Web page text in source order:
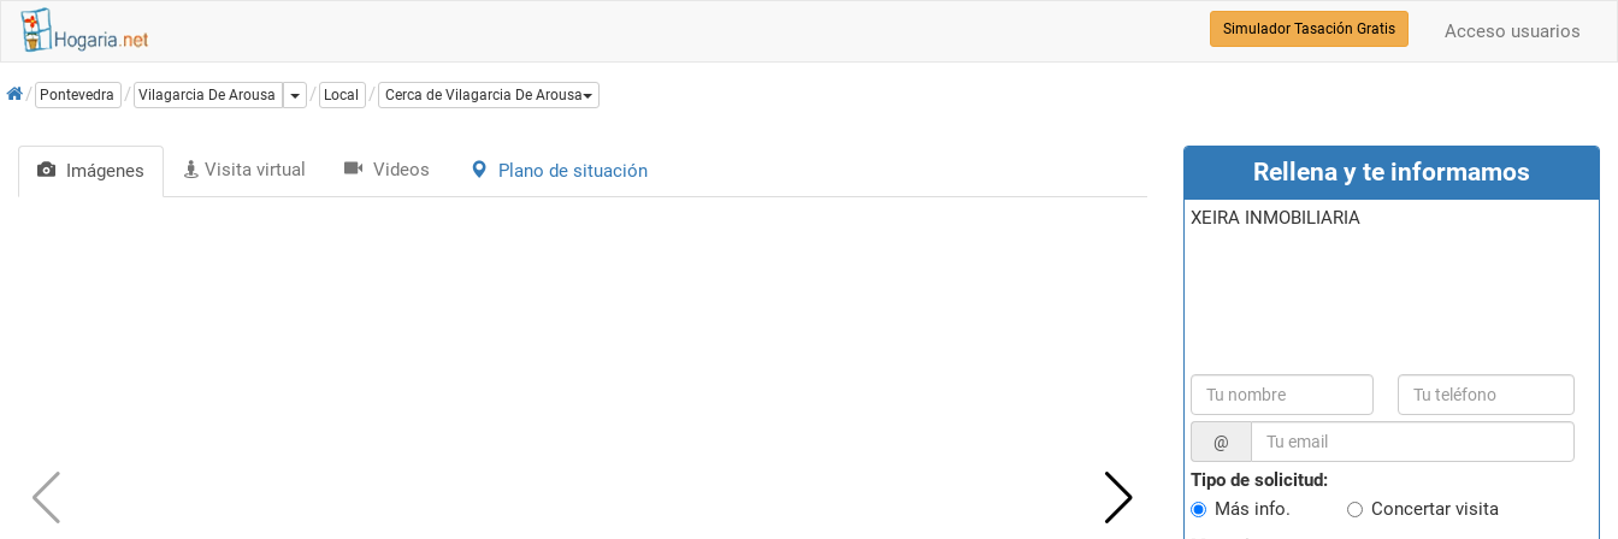
Acceso usuarios
Simulador Tasación Gratis
InicioPontevedra Vilagarcia De Arousa Dropdown
Local Cerca de Vilagarcia De Arousa
Imágenes Visita virtual Videos Plano de situación Rellena y te informamos
XEIRA INMOBILIARIA
@
Tipo de solicitud:
Más info.
Concertar visita